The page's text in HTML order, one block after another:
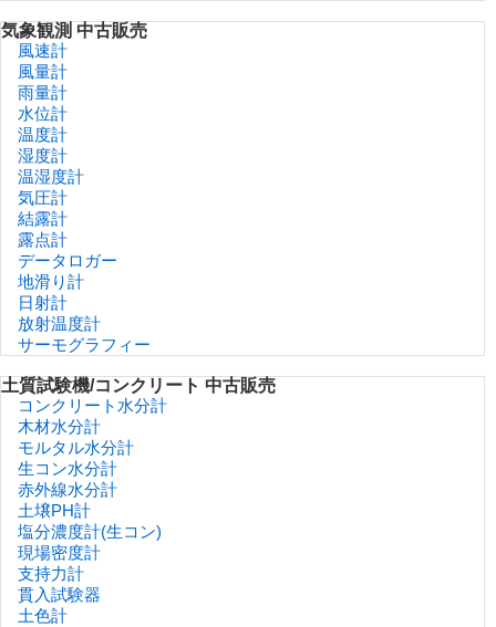
気象観測 中古販売
風速計
風量計
雨量計
水位計
温度計
湿度計
温湿度計
気圧計
結露計
露点計
データロガー
地滑り計
日射計
放射温度計
サーモグラフィー
土質試験機/コンクリート 中古販売
コンクリート水分計
木材水分計
モルタル水分計
生コン水分計
赤外線水分計
土壌PH計
塩分濃度計(生コン)
現場密度計
支持力計
貫入試験器
土色計